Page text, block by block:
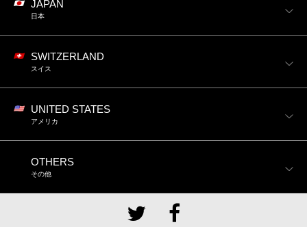
JAPAN
日本
SWITZERLAND
スイス
UNITED STATES
アメリカ
OTHERS
その他